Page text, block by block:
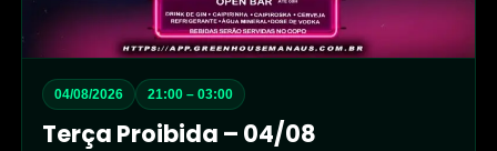
04/08/2026 21:00 – 03:00
Terça Proibida – 04/08